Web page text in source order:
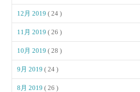
12月 2019( 24 )
11月 2019( 26 )
10月 2019( 28 )
9月 2019( 24 )
8月 2019( 26 )